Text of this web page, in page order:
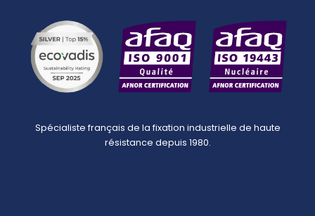
Spécialiste français de la fixation industrielle de haute
résistance depuis 1980.